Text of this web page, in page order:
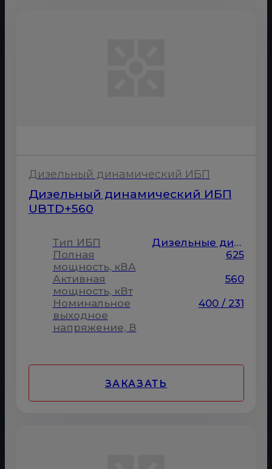
Дизельный динамический ИБП
Дизельный динамический ИБП
UBTD+560
Тип ИБП
Дизельные динамические
Полная
мощность, кВА
625
Активная
мощность, кВт
560
Номинальное
выходное
напряжение, В
400 / 231
ЗАКАЗАТЬ